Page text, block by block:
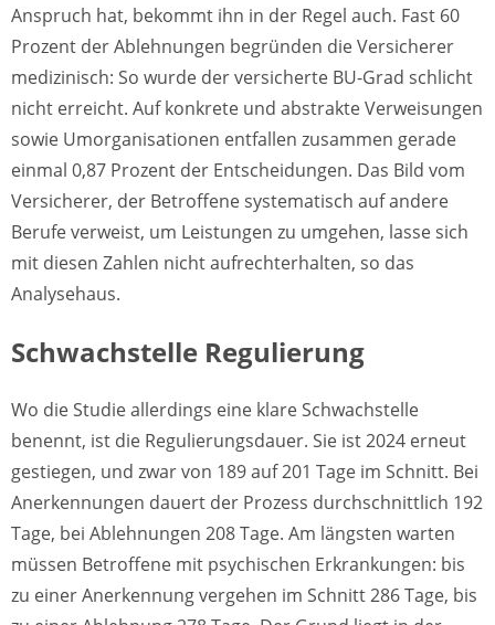
Anspruch hat, bekommt ihn in der Regel auch. Fast 60
Prozent der Ablehnungen begründen die Versicherer
medizinisch: So wurde der versicherte BU-Grad schlicht
nicht erreicht. Auf konkrete und abstrakte Verweisungen
sowie Umorganisationen entfallen zusammen gerade
einmal 0,87 Prozent der Entscheidungen. Das Bild vom
Versicherer, der Betroffene systematisch auf andere
Berufe verweist, um Leistungen zu umgehen, lasse sich
mit diesen Zahlen nicht aufrechterhalten, so das
Analysehaus.
Schwachstelle Regulierung
Wo die Studie allerdings eine klare Schwachstelle
benennt, ist die Regulierungsdauer. Sie ist 2024 erneut
gestiegen, und zwar von 189 auf 201 Tage im Schnitt. Bei
Anerkennungen dauert der Prozess durchschnittlich 192
Tage, bei Ablehnungen 208 Tage. Am längsten warten
müssen Betroffene mit psychischen Erkrankungen: bis
zu einer Anerkennung vergehen im Schnitt 286 Tage, bis